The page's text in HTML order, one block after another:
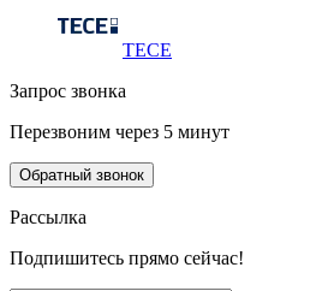
TECE
Запрос звонка
Перезвоним через 5 минут
Обратный звонок
Рассылка
Подпишитесь прямо сейчас!